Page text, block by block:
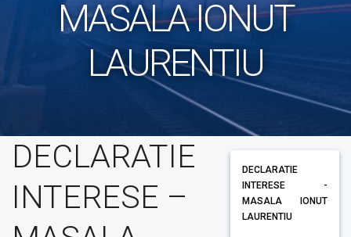
MASALA IONUT
LAURENTIU
DECLARATIE
INTERESE –
DECLARATIE
INTERESE -
MASALA IONUT
LAURENTIU